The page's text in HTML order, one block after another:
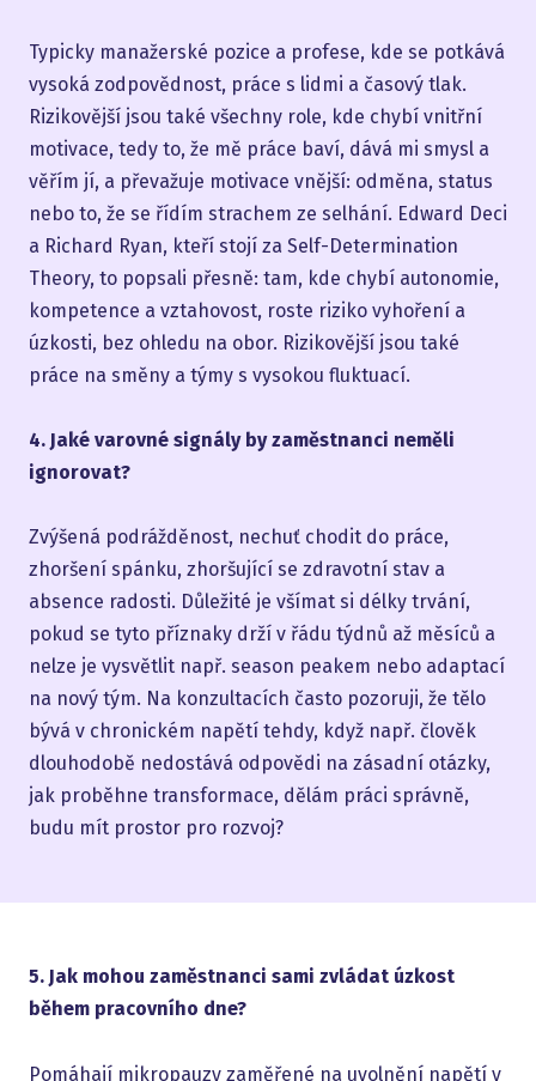
Typicky manažerské pozice a profese, kde se potkává
vysoká zodpovědnost, práce s lidmi a časový tlak.
Rizikovější jsou také všechny role, kde chybí vnitřní
motivace, tedy to, že mě práce baví, dává mi smysl a
věřím jí, a převažuje motivace vnější: odměna, status
nebo to, že se řídím strachem ze selhání. Edward Deci
a Richard Ryan, kteří stojí za Self-Determination
Theory, to popsali přesně: tam, kde chybí autonomie,
kompetence a vztahovost, roste riziko vyhoření a
úzkosti, bez ohledu na obor. Rizikovější jsou také
práce na směny a týmy s vysokou fluktuací.
4. Jaké varovné signály by zaměstnanci neměli
ignorovat?
Zvýšená podrážděnost, nechuť chodit do práce,
zhoršení spánku, zhoršující se zdravotní stav a
absence radosti. Důležité je všímat si délky trvání,
pokud se tyto příznaky drží v řádu týdnů až měsíců a
nelze je vysvětlit např. season peakem nebo adaptací
na nový tým. Na konzultacích často pozoruji, že tělo
bývá v chronickém napětí tehdy, když např. člověk
dlouhodobě nedostává odpovědi na zásadní otázky,
jak proběhne transformace, dělám práci správně,
budu mít prostor pro rozvoj?
5. Jak mohou zaměstnanci sami zvládat úzkost
během pracovního dne?
Pomáhají mikropauzy zaměřené na uvolnění napětí v